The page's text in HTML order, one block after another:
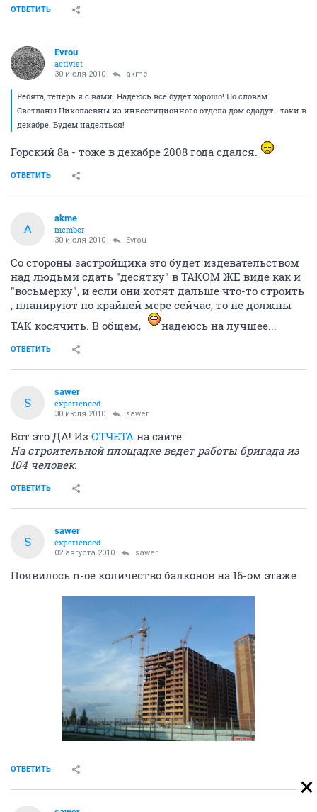
ОТВЕТИТЬ
Evrou
activist
30 июля 2010 akme
Ребята, теперь я с вами. Надеюсь все будет хорошо! По словам
Светланы Николаевны из инвестиционного отдела дом сдадут - таки в
декабре. Будем надеяться!
Горский 8а - тоже в декабре 2008 года сдался.
ОТВЕТИТЬ
A
akme
member
30 июля 2010 Evrou
Со стороны застройщика это будет издевательством
над людьми сдать "десятку" в ТАКОМ ЖЕ виде как и
"восьмерку", и если они хотят дальше что-то строить
, планируют по крайней мере сейчас, то не должны
ТАК косячить. В общем,
надеюсь на лучшее...
ОТВЕТИТЬ
S
sawer
experienced
30 июля 2010 sawer
Вот это ДА! Из ОТЧЕТА на сайте:
На строительной площадке ведет работы бригада из
104 человек.
ОТВЕТИТЬ
S
sawer
experienced
02 августа 2010 sawer
Появилось n-ое количество балконов на 16-ом этаже
ОТВЕТИТЬ